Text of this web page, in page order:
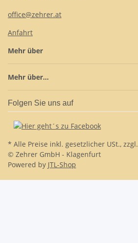
office@zehrer.at
Anfahrt
Mehr über
Mehr über...
Folgen Sie uns auf
* Alle Preise inkl. gesetzlicher USt., zzgl.
© Zehrer GmbH - Klagenfurt
Powered by JTL-Shop